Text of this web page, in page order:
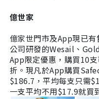
億世家
億家世門市及App現已
公司研發的Wesail、
App限定優惠，購買10
折。現凡於App購買
$186.7，平均每支只需
一支平均不用$17.9就買